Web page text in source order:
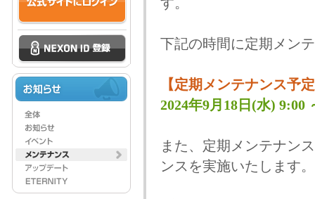
す。
下記の時間に定期メン
【定期メンテナンス予
2024年9月18日(水) 9:00
また、定期メンテナン
ンスを実施いたします。